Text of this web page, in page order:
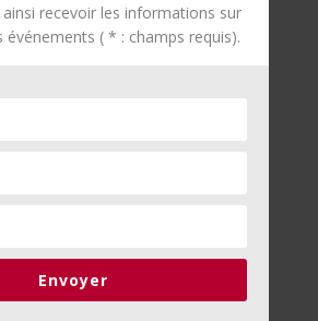
recevoir les informations sur
événements ( * : champs requis).
Envoyer